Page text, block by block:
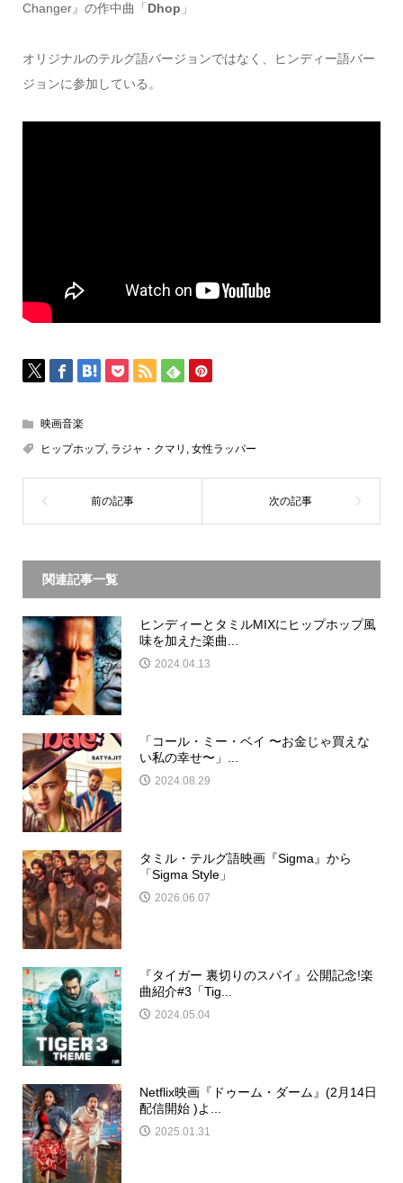
Changer』の作中曲「 Dhop 」
オリジナルのテルグ語バージョンではなく、ヒンディー語バー
ジョンに参加している。
映画音楽
ヒップホップ, ラジャ・クマリ , 女性ラッパー
関連記事一覧
ヒンディーとタミルMIXにヒップホップ風
味を加えた楽曲...
2024.04.13
「コール・ミー・ベイ 〜お金じゃ買えな
い私の幸せ〜」...
2024.08.29
タミル・テルグ語映画『Sigma』から
「Sigma Style」
2026.06.07
『タイガー 裏切りのスパイ』公開記念!楽
曲紹介#3「Tig...
2024.05.04
Netflix映画『ドゥーム・ダーム』(2月14日
配信開始 )よ...
2025.01.31